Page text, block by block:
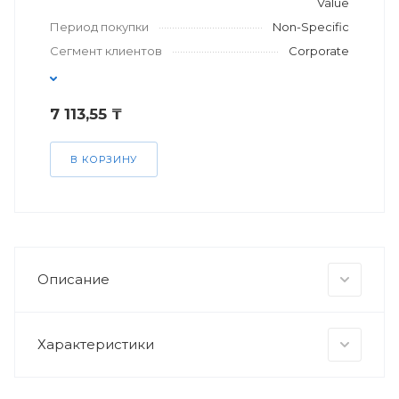
Период покупки
Non-Specific
Сегмент клиентов
Corporate
7 113,55 ₸
В КОРЗИНУ
Описание
Характеристики